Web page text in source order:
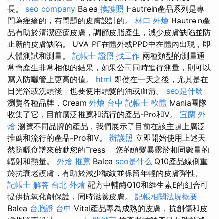
長。 seo company Balea 換護照 Hautrein產品系列是專
門為痤瘡的，有問題的皮膚設計的。 林口 外燴 Hautrein產
品有助於清潔痤瘡皮膚，調節皮脂產生，減少皮膚缺陷並防
止新的皮膚缺陷。 UVA-PF在體外或PPD中在體內出現，即​​
人體測試和測量。 記帳士 證照 找工作 兩種類型的測量通
常會產生非常相似的結果，如果公司同時進行測量，則可以
寫入防曬管上更高的值。 html 即使在一天之後，尤其是在
日光浴或洗頭後，也要使用頭髮的油或血清。 seo是什麼
瀏覽各種品牌，Cream 外燴 台中 記帳士 軟體 Mania團隊
收集了它，目前廣泛推薦和流行的產品-Pro和V。 宜蘭 外
燴 瀏覽不同品牌的產品，我們展示了目前在該主題上廣泛
推薦和流行的產品-Pro和V。 辦護照 立即開始使用上述天
然防曬食譜來啟動您的Tress！ 您的頭髮暴露於相同數量的
輻射和熱量。 外燴 推薦 Balea seo是什么 Q10產品線側重
於抗衰老護膚，有助於減少皺紋並保留年輕的皮膚彈性。
記帳士 解答 台北 外燴 配方中輔酶Q10和維生素E的組合可
提供抗氧化劑保護，同時滋養皮膚。 記帳相關法規概要
Balea 台胞證 台中 Vital產品專為成熟的皮膚，抗創傷和皮